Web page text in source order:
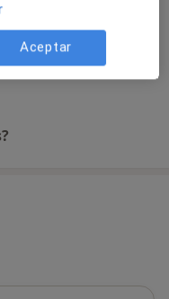
online)
Aceptar